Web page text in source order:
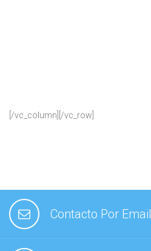
[/vc_column][/vc_row]
Contacto Por Email